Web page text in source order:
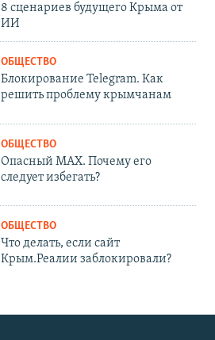
8 сценариев будущего Крыма от
ИИ
ОБЩЕСТВО
Блокирование Telegram. Как
решить проблему крымчанам
ОБЩЕСТВО
Опасный MAX. Почему его
следует избегать?
ОБЩЕСТВО
Что делать, если сайт
Крым.Реалии заблокировали?